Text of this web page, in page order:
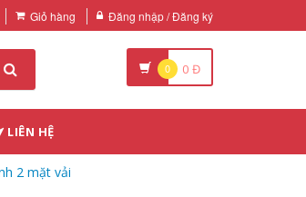
Giỏ hàng Đăng nhập / Đăng ký
0 0 Đ
LIÊN HỆ
2 mặt vải